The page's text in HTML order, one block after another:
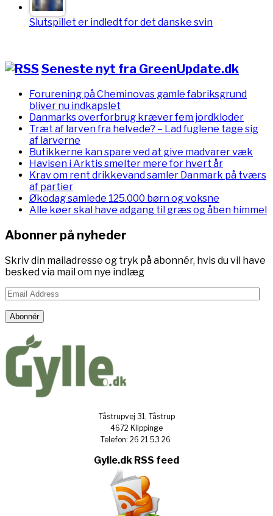
Slutspillet er indledt for det danske svin
Seneste nyt fra GreenUpdate.dk
Forurening på Cheminovas gamle fabriksgrund
bliver nu indkapslet
Danmarks overforbrug kræver fem jordkloder
Træt af larven fra helvede? – Lad fuglene tage sig
af larverne
Butikkerne kan spare ved at give madvarer væk
Havisen i Arktis smelter mere for hvert år
Krav om rent drikkevand samler Danmark på tværs
af partier
Økodag samlede 125.000 børn og voksne
Alle køer skal have adgang til græs og åben himmel
Abonner på nyheder
Skriv din mailadresse og tryk på abonnér, hvis du vil have
besked via mail om nye indlæg
Email
Abonnér
Tåstrupvej 31, Tåstrup
4672 Klippinge
Telefon: 26 21 53 26
Gylle.dk RSS feed